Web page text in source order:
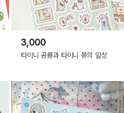
3,000
타이니 공룡과 타이니 쮸의 일상